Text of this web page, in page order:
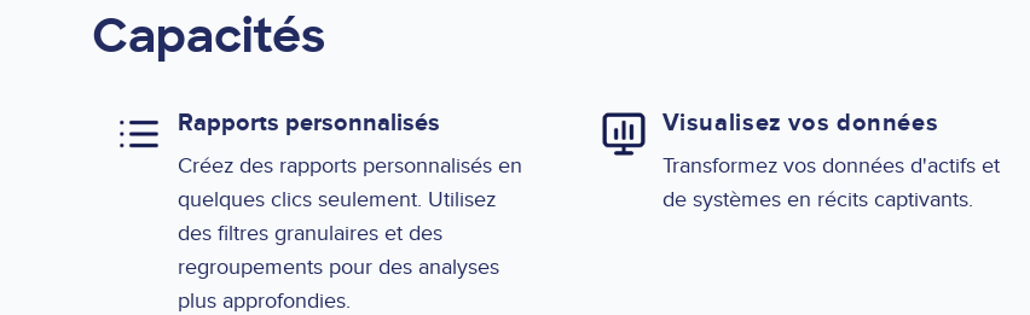
Capacités
Rapports personnalisés
Créez des rapports personnalisés en
quelques clics seulement. Utilisez
des filtres granulaires et des
regroupements pour des analyses
plus approfondies.
Visualisez vos données
Transformez vos données d'actifs et
de systèmes en récits captivants.